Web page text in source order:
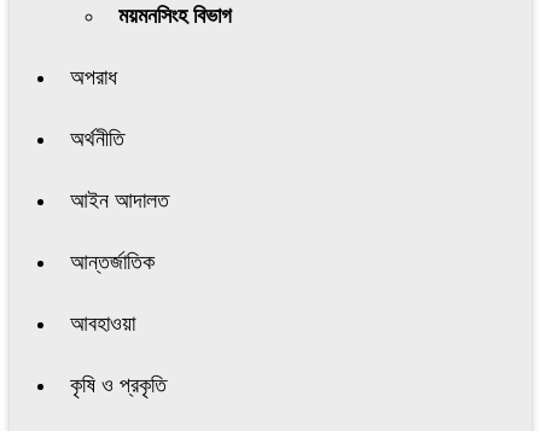
ময়মনসিংহ বিভাগ
অপরাধ
অর্থনীতি
আইন আদালত
আন্তর্জাতিক
আবহাওয়া
কৃষি ও প্রকৃতি